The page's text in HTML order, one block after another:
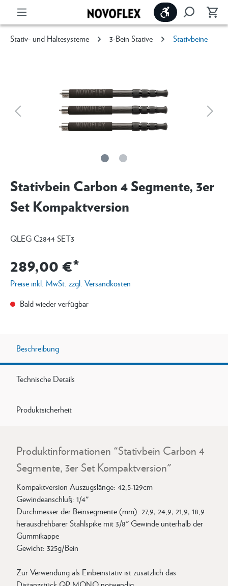
Werkzeugleiste
Stativ- und Haltesysteme 3-Bein Stative Stativbeine
Stativbein Carbon 4 Segmente, 3er
Set Kompaktversion
QLEG C2844 SET3
289,00 €*
Preise inkl. MwSt. zzgl. Versandkosten
Bald wieder verfügbar
Beschreibung
Technische Details
Produktsicherheit
Produktinformationen "Stativbein Carbon 4
Segmente, 3er Set Kompaktversion"
Kompaktversion Auszugslänge: 42,5-129cm
Gewindeanschluß: 1/4"
Durchmesser der Beinsegmente (mm): 27,9; 24,9; 21,9; 18,9
herausdrehbarer Stahlspike mit 3/8" Gewinde unterhalb der
Gummikappe
Gewicht: 325g/Bein
Zur Verwendung als Einbeinstativ ist zusätzlich das